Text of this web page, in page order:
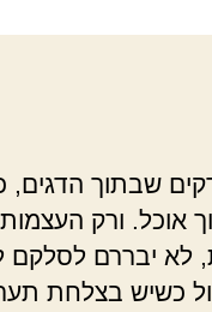
שבתוך הדגים,
אוכל. ורק
לא יבררם לסלקם
כשיש בצלחת